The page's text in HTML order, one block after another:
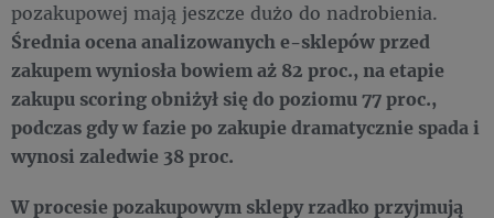
pozakupowej mają jeszcze dużo do nadrobienia.
Średnia ocena analizowanych e-sklepów przed
zakupem wyniosła bowiem aż 82 proc., na etapie
zakupu scoring obniżył się do poziomu 77 proc.,
podczas gdy w fazie po zakupie dramatycznie spada i
wynosi zaledwie 38 proc.
W procesie pozakupowym sklepy rzadko przyjmują